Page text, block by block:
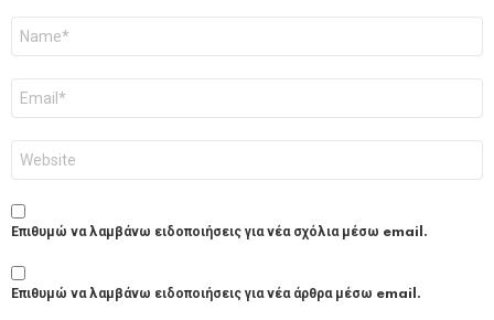
Επιθυμώ να λαμβάνω ειδοποιήσεις για νέα σχόλια μέσω email.
Επιθυμώ να λαμβάνω ειδοποιήσεις για νέα άρθρα μέσω email.